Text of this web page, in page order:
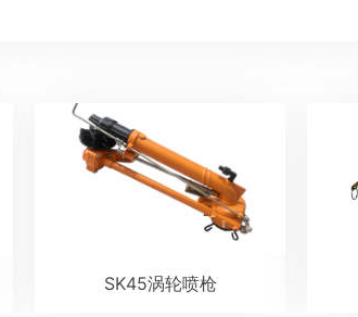
SK45涡轮喷枪